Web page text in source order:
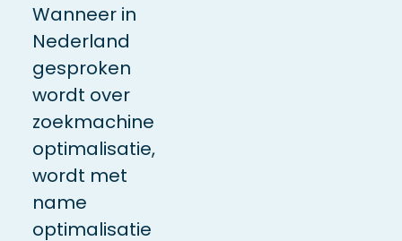
Wanneer in
Nederland
gesproken
wordt over
zoekmachine
optimalisatie,
wordt met
name
optimalisatie